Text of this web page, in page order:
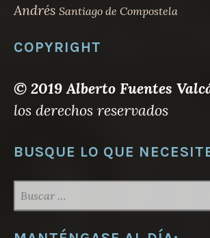
Andrés Santiago de Compostela
COPYRIGHT
© 2019 Alberto Fuentes
los derechos reservados
BUSQUE LO QUE